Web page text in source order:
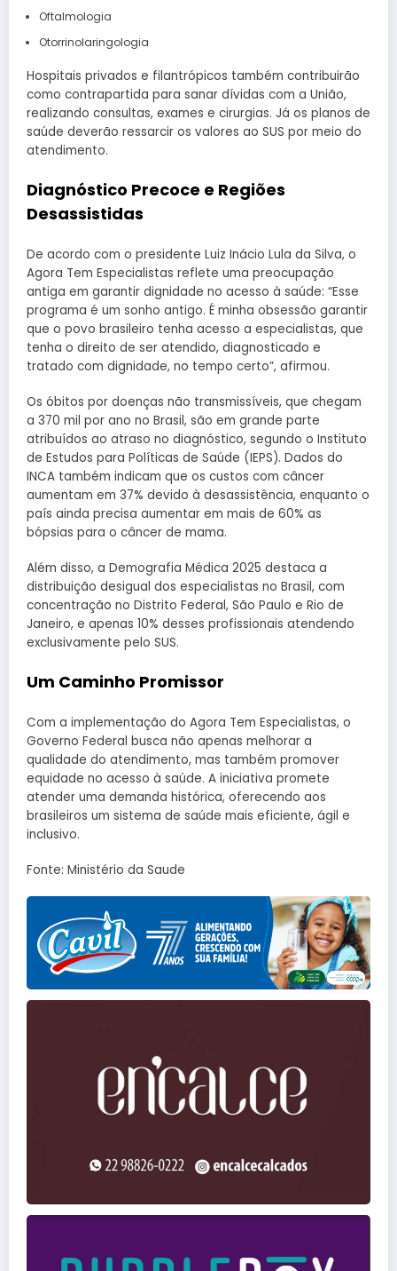
Oftalmologia
Otorrinolaringologia
Hospitais privados e filantrópicos também contribuirão
como contrapartida para sanar dívidas com a União,
realizando consultas, exames e cirurgias. Já os planos de
saúde deverão ressarcir os valores ao SUS por meio do
atendimento.
Diagnóstico Precoce e Regiões
Desassistidas
De acordo com o presidente Luiz Inácio Lula da Silva, o
Agora Tem Especialistas reflete uma preocupação
antiga em garantir dignidade no acesso à saúde: “Esse
programa é um sonho antigo. É minha obsessão garantir
que o povo brasileiro tenha acesso a especialistas, que
tenha o direito de ser atendido, diagnosticado e
tratado com dignidade, no tempo certo”, afirmou.
Os óbitos por doenças não transmissíveis, que chegam
a 370 mil por ano no Brasil, são em grande parte
atribuídos ao atraso no diagnóstico, segundo o Instituto
de Estudos para Políticas de Saúde (IEPS). Dados do
INCA também indicam que os custos com câncer
aumentam em 37% devido à desassistência, enquanto o
país ainda precisa aumentar em mais de 60% as
bópsias para o câncer de mama.
Além disso, a Demografia Médica 2025 destaca a
distribuição desigual dos especialistas no Brasil, com
concentração no Distrito Federal, São Paulo e Rio de
Janeiro, e apenas 10% desses profissionais atendendo
exclusivamente pelo SUS.
Um Caminho Promissor
Com a implementação do Agora Tem Especialistas, o
Governo Federal busca não apenas melhorar a
qualidade do atendimento, mas também promover
equidade no acesso à saúde. A iniciativa promete
atender uma demanda histórica, oferecendo aos
brasileiros um sistema de saúde mais eficiente, ágil e
inclusivo.
Fonte: Ministério da Saude